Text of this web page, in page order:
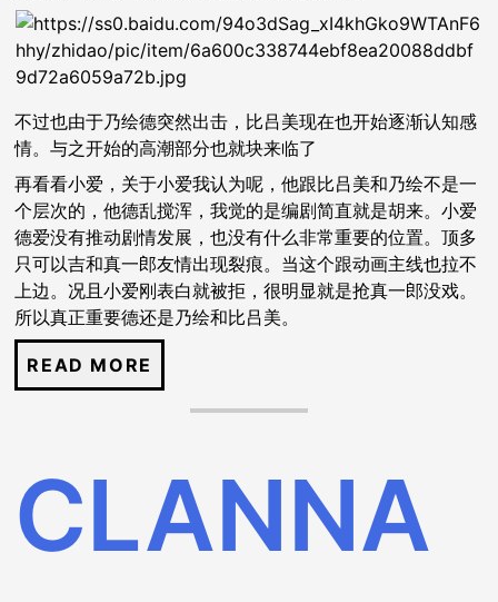
不过也由于乃绘德突然出击，比吕美现在也开始逐渐认知感
情。与之开始的高潮部分也就块来临了
再看看小爱，关于小爱我认为呢，他跟比吕美和乃绘不是一
个层次的，他德乱搅浑，我觉的是编剧简直就是胡来。小爱
德爱没有推动剧情发展，也没有什么非常重要的位置。顶多
只可以吉和真一郎友情出现裂痕。当这个跟动画主线也拉不
上边。况且小爱刚表白就被拒，很明显就是抢真一郎没戏。
所以真正重要德还是乃绘和比吕美。
CLANNA